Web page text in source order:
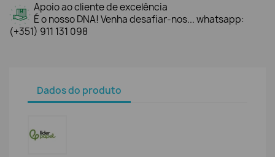
Apoio ao cliente de excelência
É o nosso DNA! Venha desafiar-nos... whatsapp:
(+351) 911 131 098
Dados do produto